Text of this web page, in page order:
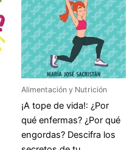
Alimentación y Nutrición
¡A tope de vida!: ¿Por
qué enfermas? ¿Por qué
engordas? Descifra los